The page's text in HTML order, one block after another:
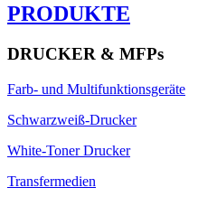
PRODUKTE
DRUCKER & MFPs
Farb- und Multifunktionsgeräte
Schwarzweiß-Drucker
White-Toner Drucker
Transfermedien